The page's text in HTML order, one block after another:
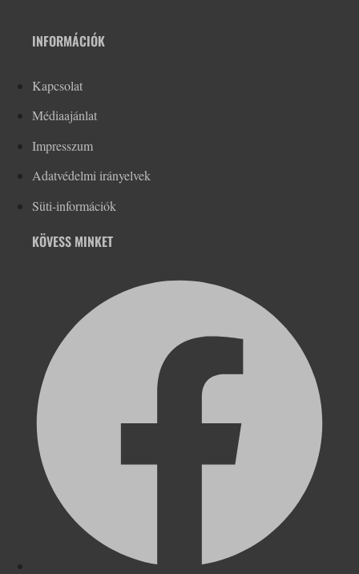
INFORMÁCIÓK
Kapcsolat
Médiaajánlat
Impresszum
Adatvédelmi irányelvek
Süti-információk
KÖVESS MINKET